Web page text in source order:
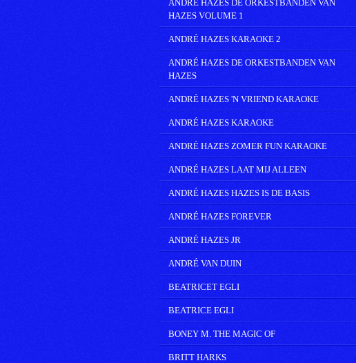
ANDRÉ HAZES DE ORKESTBANDEN VAN
HAZES VOLUME 1
ANDRÉ HAZES KARAOKE 2
ANDRÉ HAZES DE ORKESTBANDEN VAN
HAZES
ANDRÉ HAZES 'N VRIEND KARAOKE
ANDRÉ HAZES KARAOKE
ANDRÉ HAZES ZOMER FUN KARAOKE
ANDRÉ HAZES LAAT MIJ ALLEEN
ANDRÉ HAZES HAZES IS DE BASIS
ANDRÉ HAZES FOREVER
ANDRÉ HAZES JR
ANDRÉ VAN DUIN
BEATRICET EGLI
BEATRICE EGLI
BONEY M. THE MAGIC OF
BRITT HARKS